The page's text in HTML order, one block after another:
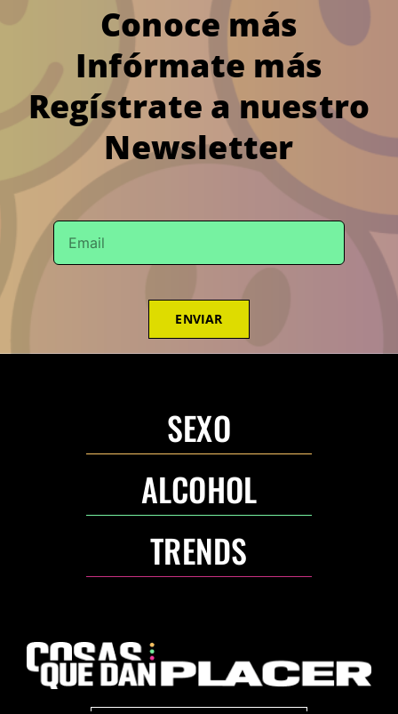
Conoce más
Infórmate más
Regístrate a nuestro
Newsletter
ENVIAR
SEXO
ALCOHOL
TRENDS